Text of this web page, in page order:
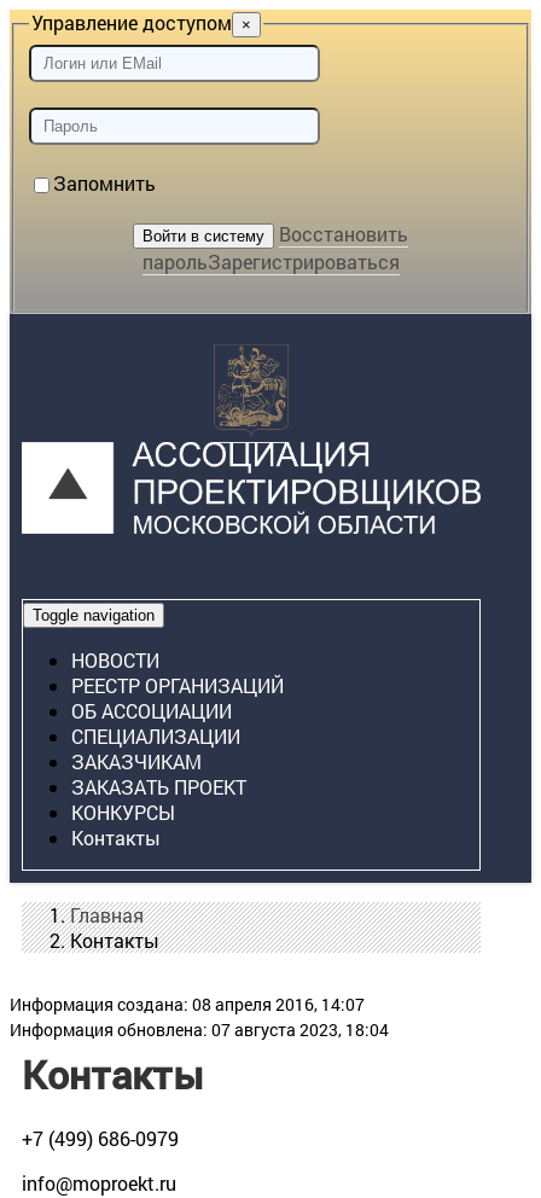
Управление доступом ×
Запомнить
Восстановить
парольЗарегистрироваться
Toggle navigation
НОВОСТИ
РЕЕСТР ОРГАНИЗАЦИЙ
ОБ АССОЦИАЦИИ
СПЕЦИАЛИЗАЦИИ
ЗАКАЗЧИКАМ
ЗАКАЗАТЬ ПРОЕКТ
КОНКУРСЫ
Контакты
Главная
Контакты
Информация создана: 08 апреля 2016, 14:07
Информация обновлена: 07 августа 2023, 18:04
Контакты
+7 (499) 686-0979
info@moproekt.ru